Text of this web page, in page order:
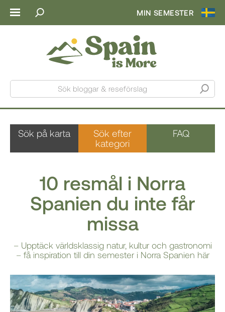
MIN SEMESTER
Sök bloggar & reseförslag
Sök på karta
Sök efter
kategori
FAQ
10 resmål i Norra
Spanien du inte får
missa
– Upptäck världsklassig natur, kultur och gastronomi
– få inspiration till din semester i Norra Spanien här